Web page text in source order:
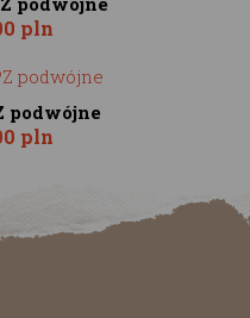
pln
podwójne
pln